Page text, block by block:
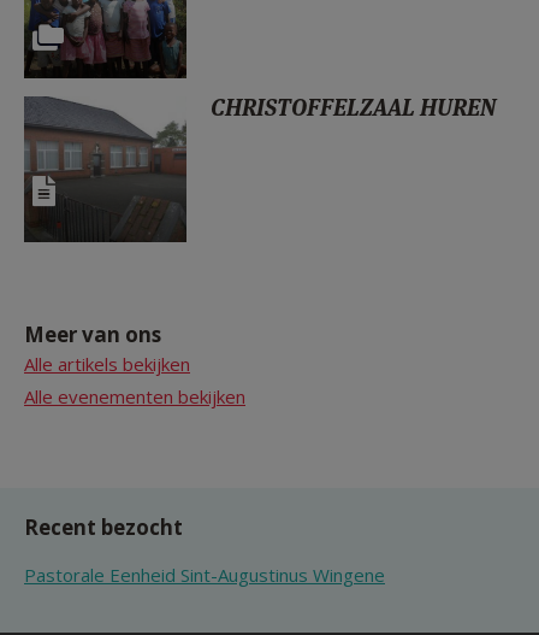
CHRISTOFFELZAAL HUREN
Meer van ons
Alle artikels bekijken
Alle evenementen bekijken
Recent bezocht
Pastorale Eenheid Sint-Augustinus Wingene